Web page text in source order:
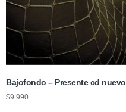
Bajofondo – Presente cd nuevo
$9.990